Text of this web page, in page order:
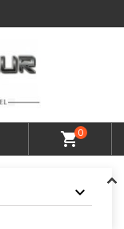
shopping_cart0